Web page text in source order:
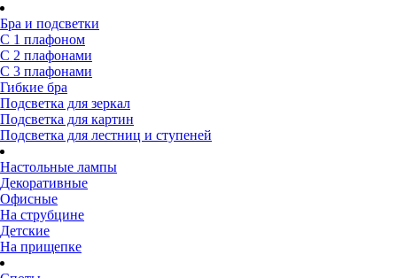
Бра и подсветки
С 1 плафоном
С 2 плафонами
С 3 плафонами
Гибкие бра
Подсветка для зеркал
Подсветка для картин
Подсветка для лестниц и ступеней
Настольные лампы
Декоративные
Офисные
На струбцине
Детские
На прищепке